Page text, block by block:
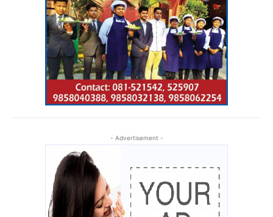
- Advertisement -